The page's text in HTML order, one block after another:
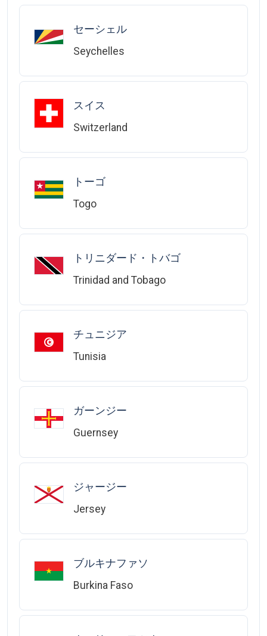
セーシェル
Seychelles
スイス
Switzerland
トーゴ
Togo
トリニダード・トバゴ
Trinidad and Tobago
チュニジア
Tunisia
ガーンジー
Guernsey
ジャージー
Jersey
ブルキナファソ
Burkina Faso